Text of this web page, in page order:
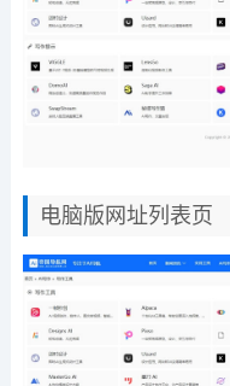
电脑版网址列表页